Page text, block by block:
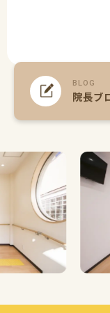
BLOG
院長ブ
Previous